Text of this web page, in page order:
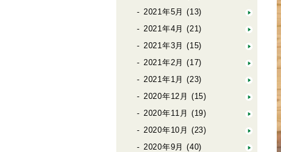
2021年5月 (13)
2021年4月 (21)
2021年3月 (15)
2021年2月 (17)
2021年1月 (23)
2020年12月 (15)
2020年11月 (19)
2020年10月 (23)
2020年9月 (40)